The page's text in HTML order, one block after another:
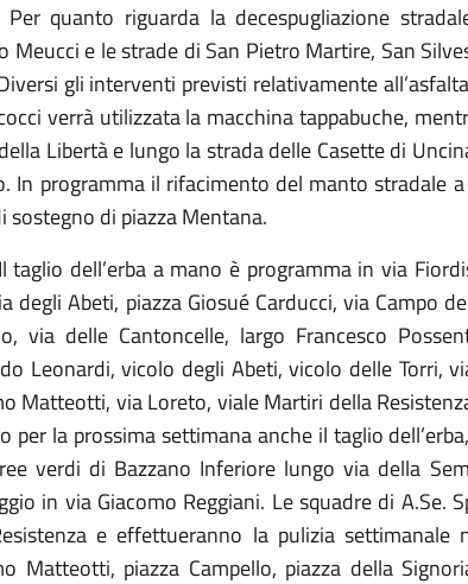
Per quanto riguarda la decespugliazione
Meucci e le strade di San Pietro Martire, San
gli interventi previsti relativamente
verrà utilizzata la macchina tappabuche,
Libertà e lungo la strada delle Casette di
In programma il rifacimento del manto stradale
sostegno di piazza Mentana.
taglio dell’erba a mano è programma in via
degli Abeti, piazza Giosué Carducci, via Campo
via delle Cantoncelle, largo Francesco
Leonardi, vicolo degli Abeti, vicolo delle Torri,
Matteotti, via Loreto, viale Martiri della
per la prossima settimana anche il taglio
verdi di Bazzano Inferiore lungo via della
in via Giacomo Reggiani. Le squadre di A.Se.
e effettueranno la pulizia settimanale
Matteotti, piazza Campello, piazza della